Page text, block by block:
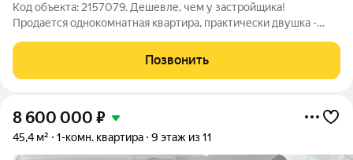
Код объекта: 2157079. Дешевле, чем у застройщика!
Продается однокомнатная квартира, практически двушка -
.Дом сдан в 2024 году. Уникальная планировка с большой
гардеробной комнатой 4,1 кв. метров.
Позвонить
8 600 000 ₽
45,4 м² 1-комн. квартира 9 этаж из 11